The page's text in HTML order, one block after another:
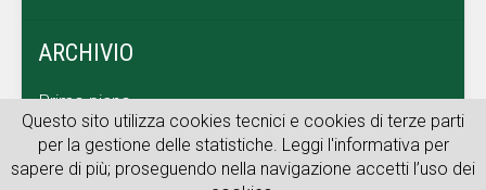
ARCHIVIO
Primo piano
Dal territorio
Archivio web
Questo sito utilizza cookies tecnici e cookies di terze parti
per la gestione delle statistiche. Leggi l'informativa per
sapere di più; proseguendo nella navigazione accetti l’uso dei